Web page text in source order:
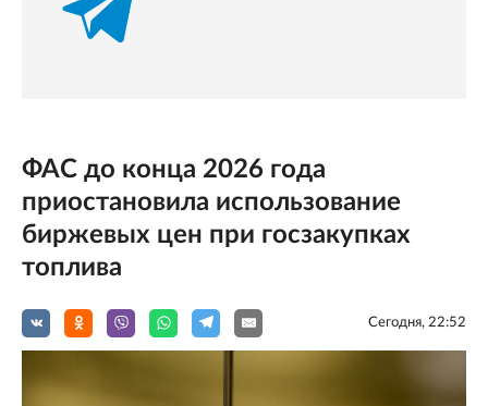
ФАС до конца 2026 года
приостановила использование
биржевых цен при госзакупках
топлива
Сегодня, 22:52